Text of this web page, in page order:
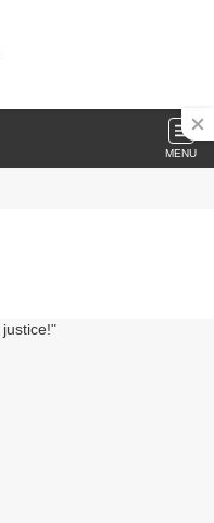
MENU